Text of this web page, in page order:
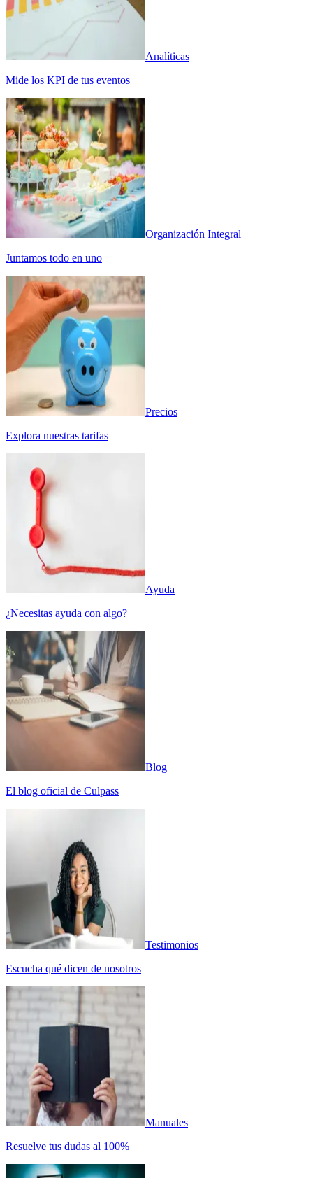
Analíticas
Mide los KPI de tus eventos
Organización Integral
Juntamos todo en uno
Precios
Explora nuestras tarifas
Ayuda
¿Necesitas ayuda con algo?
Blog
El blog oficial de Culpass
Testimonios
Escucha qué dicen de nosotros
Manuales
Resuelve tus dudas al 100%